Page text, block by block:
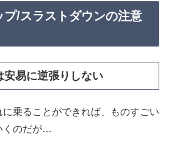
プ/スラストダウンの注意
安易に逆張りしない
乗ることができれば、ものすごい
くのだが…